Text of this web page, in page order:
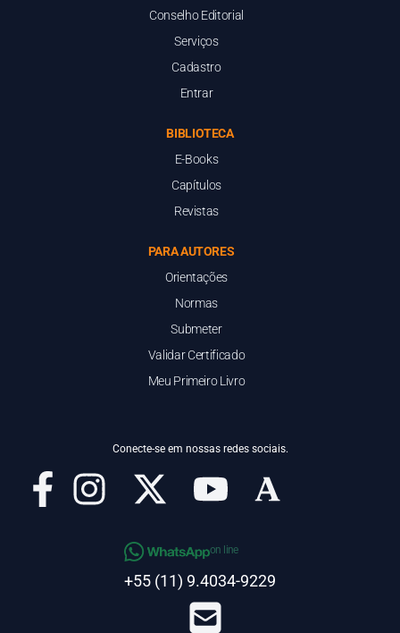
Conselho Editorial
Serviços
Cadastro
Entrar
BIBLIOTECA
E-Books
Capítulos
Revistas
PARA AUTORES
Orientações
Normas
Submeter
Validar Certificado
Meu Primeiro Livro
Conecte-se em nossas redes sociais.
on line
+55 (11) 9.4034-9229